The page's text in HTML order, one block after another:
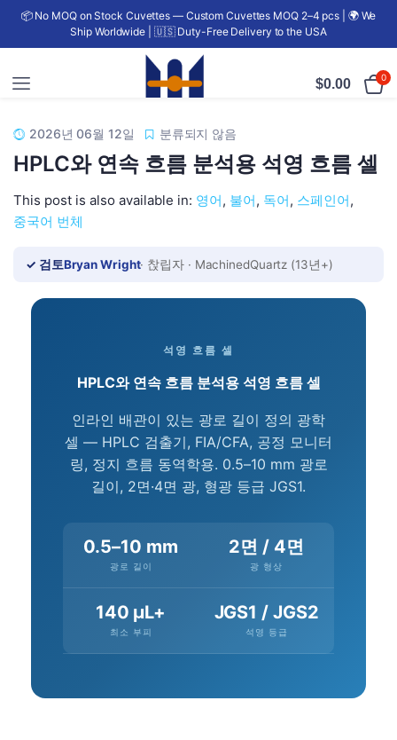
📦 No MOQ on Stock Cuvettes — Custom Cuvettes MOQ 2–4 pcs | 🌍 We
Ship Worldwide | 🇺🇸 Duty-Free Delivery to the USA
$0.00 0
2026년 06월 12일 분류되지 않음
HPLC와 연속 흐름 분석용 석영 흐름 셀
This post is also available in: 영어 불어 독어 스페인어
중국어 번체
✓ 검토Bryan Wright· 찭립자 · MachinedQuartz (13년+)
석영 흐름 셀
HPLC와 연속 흐름 분석용 석영 흐름 셀
인라인 배관이 있는 광로 길이 정의 광학
셀 — HPLC 검출기, FIA/CFA, 공정 모니터
링, 정지 흐름 동역학용. 0.5–10 mm 광로
길이, 2면·4면 광, 형광 등급 JGS1.
0.5–10 mm
광로 길이
2면 / 4면
광 형상
140 µL+
최소 부피
JGS1 / JGS2
석영 등급